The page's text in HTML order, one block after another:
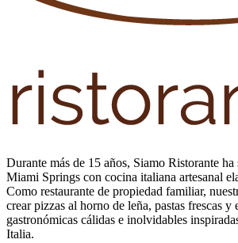
Durante más de 15 años, Siamo Ristorante
Miami Springs con cocina italiana artesanal
Como restaurante de propiedad familiar,
crear pizzas al horno de leña, pastas frescas y
gastronómicas cálidas e inolvidables
Italia.